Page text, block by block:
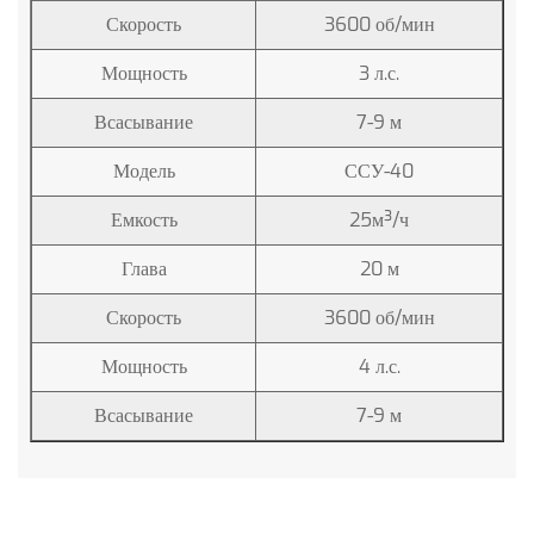
Скорость
3600 об/мин
Мощность
3 л.с.
Всасывание
7-9 м
Модель
ССУ-40
Емкость
25м³/ч
Глава
20 м
Скорость
3600 об/мин
Мощность
4 л.с.
Всасывание
7-9 м